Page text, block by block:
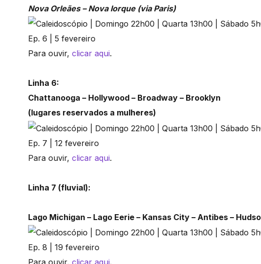
Nova Orleães – Nova Iorque (via Paris)
Ep. 6 | 5 fevereiro
Para ouvir, clicar aqui.
Linha 6:
Chattanooga – Hollywood – Broadway – Brooklyn
(lugares reservados a mulheres)
Ep. 7 | 12 fevereiro
Para ouvir, clicar aqui.
Linha 7 (fluvial):
Lago Michigan – Lago Eerie – Kansas City – Antibes –
Ep. 8 | 19 fevereiro